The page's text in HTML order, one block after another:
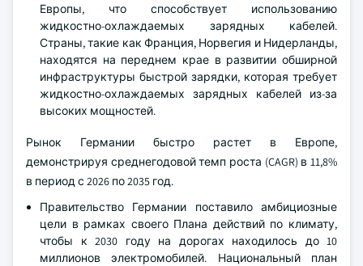
Европы, что способствует использованию
жидкостно-охлаждаемых зарядных кабелей.
Страны, такие как Франция, Норвегия и Нидерланды,
находятся на переднем крае в развитии обширной
инфраструктуры быстрой зарядки, которая требует
жидкостно-охлаждаемых зарядных кабелей из-за
высоких мощностей.
Рынок Германии быстро растет в Европе,
демонстрируя среднегодовой темп роста (CAGR) в 11,8%
в период с 2026 по 2035 год.
Правительство Германии поставило амбициозные
цели в рамках своего Плана действий по климату,
чтобы к 2030 году на дорогах находилось до 10
миллионов электромобилей. Национальный план